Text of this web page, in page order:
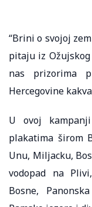
“Brini o svojoj
pitaju iz
nas prizorima
Hercegovine
U ovoj
plakatima širom
Unu, Miljacku,
vodopad na
Bosne,